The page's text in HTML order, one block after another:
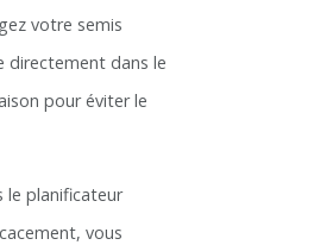
votre semis
directement dans le
pour éviter le
le planificateur
vous